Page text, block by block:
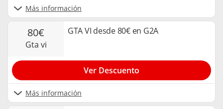
Más información
80€
gta vi
GTA VI desde 80€ en G2A
Más información
Ver Descuento